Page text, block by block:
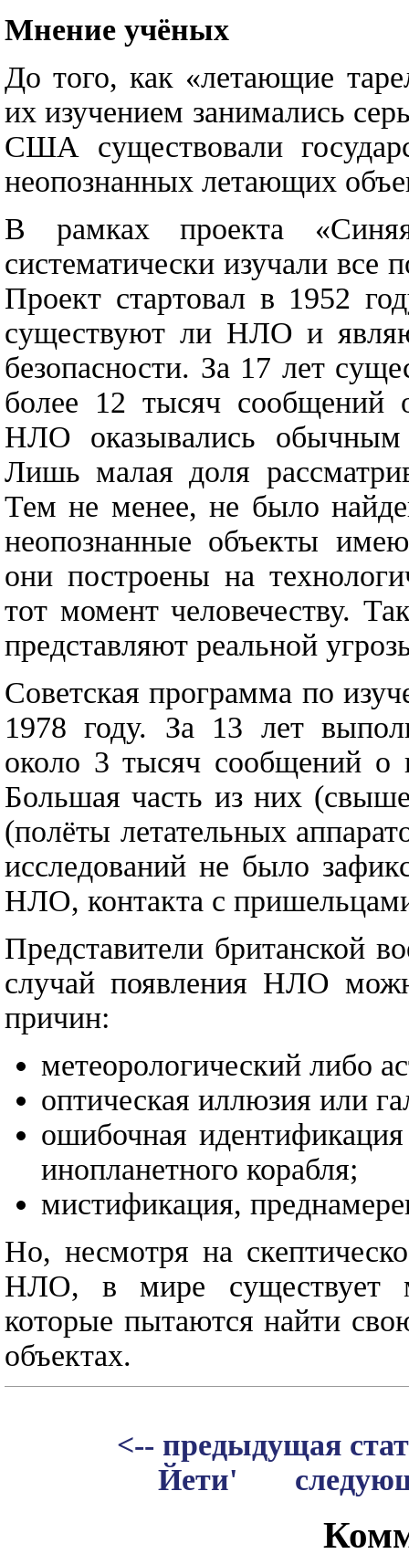
Мнение учёных
До того, как «летающие
их изучением занимались
США существовали
неопознанных летающих
В рамках проекта
систематически изучали
Проект стартовал в 1952
существуют ли НЛО и
безопасности. За 17 лет
более 12 тысяч сообщений
НЛО оказывались обычным
Лишь малая доля
Тем не менее, не было
неопознанные объекты
они построены на
тот момент человечеству.
представляют реальной
Советская программа по
1978 году. За 13 лет
около 3 тысяч сообщений о
Большая часть из них
(полёты летательных
исследований не было
НЛО, контакта с
Представители британской
случай появления НЛО
причин:
метеорологический либо
оптическая иллюзия или
ошибочная идентификация
инопланетного корабля;
мистификация,
Но, несмотря на
НЛО, в мире существует
которые пытаются найти
объектах.
<-- предыдущая
Йети'